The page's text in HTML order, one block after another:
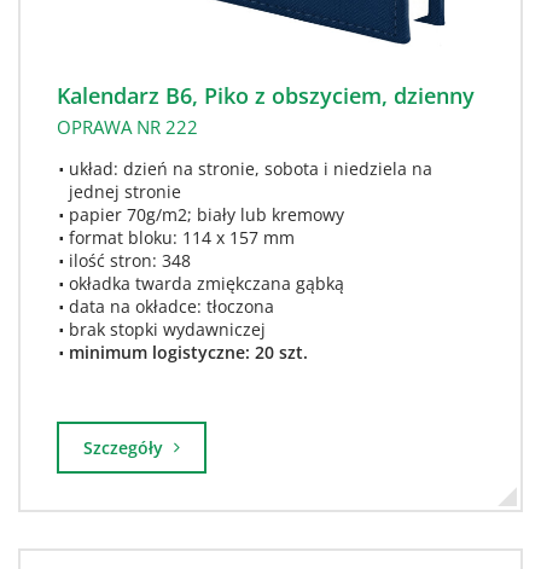
Kalendarz B6, Piko z obszyciem, dzienny
OPRAWA NR 222
układ: dzień na stronie, sobota i niedziela na
jednej stronie
papier 70g/m2; biały lub kremowy
format bloku: 114 x 157 mm
ilość stron: 348
okładka twarda zmiękczana gąbką
data na okładce: tłoczona
brak stopki wydawniczej
minimum logistyczne: 20 szt.
Szczegóły